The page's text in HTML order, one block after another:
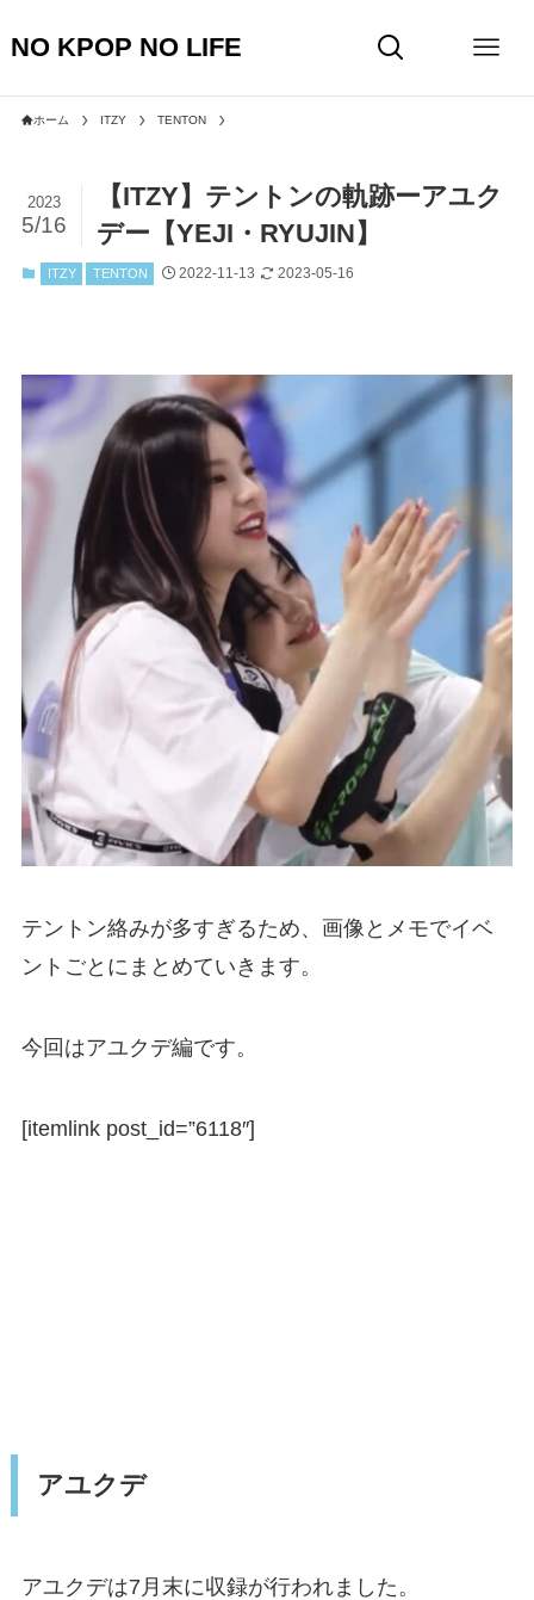
NO KPOP NO LIFE
ホーム ITZY TENTON
【ITZY】テントンの軌跡ーアユク
デー【YEJI・RYUJIN】
2023
5/16
ITZY TENTON 2022-11-13 2023-05-16
テントン絡みが多すぎるため、画像とメモでイベ
ントごとにまとめていきます。
今回はアユクデ編です。
[itemlink post_id=”6118″]
アユクデ
アユクデは7月末に収録が行われました。